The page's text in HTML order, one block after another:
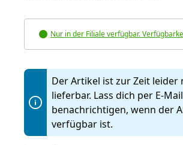
Nur in der Filiale verfügbar.
Der Artikel ist zur Zeit leider
lieferbar. Lass dich per E-Mail
benachrichtigen, wenn der
verfügbar ist.